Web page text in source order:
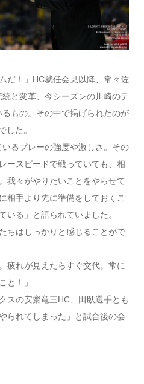
だ！」HC就任会見以降、常々佐
と変革、今シーズンの川崎のテ
もの。その中で掲げられたのが
した。
るプレーの強度や激しさ。その
ースピードで戦っていても、相
我々がやりたいことをやらせて
相手より先に準備をしておくこ
いる」と語られていました。
ちはしっかりと感じることがで
疲れが見えたらすぐ交代。常に
と！」
スの安齋竜三HC、田臥選手とも
られてしまった」と試合後の会